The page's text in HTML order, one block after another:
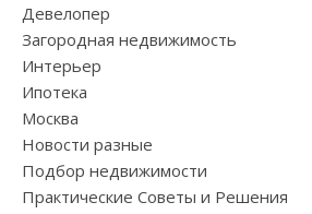
Девелопер
Загородная недвижимость
Интерьер
Ипотека
Москва
Новости разные
Подбор недвижимости
Практические Советы и Решения